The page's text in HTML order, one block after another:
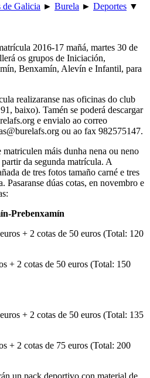
de Galicia ► Burela ► Deportes ▼
2016-17 mañá, martes 30 de
os grupos de Iniciación,
Benxamín, Alevín e Infantil, para
realizaranse nas oficinas do club
baixo). Tamén se poderá descargar
e envialo ao correo
ou ao fax 982575147.
máis dunha nena ou neno
da segunda matrícula. A
de tres fotos tamaño carné e tres
dúas cotas, en novembro e
Prebenxamín
+ 2 cotas de 50 euros (Total: 120
+ 2 cotas de 50 euros (Total: 150
+ 2 cotas de 50 euros (Total: 135
+ 2 cotas de 75 euros (Total: 200
un pack deportivo con material de